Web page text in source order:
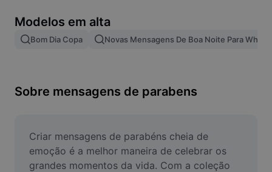
Mesclar imagens
Redimensionar Imagem
Criador de Memes
AI Text Remover
Modelos em alta
Bom Dia Copa Novas Mensagens De Boa Noite Para
Sobre mensagens de parabens
Criar mensagens de parabéns cheia de
emoção é a melhor maneira de celebrar os
grandes momentos da vida. Com a coleção